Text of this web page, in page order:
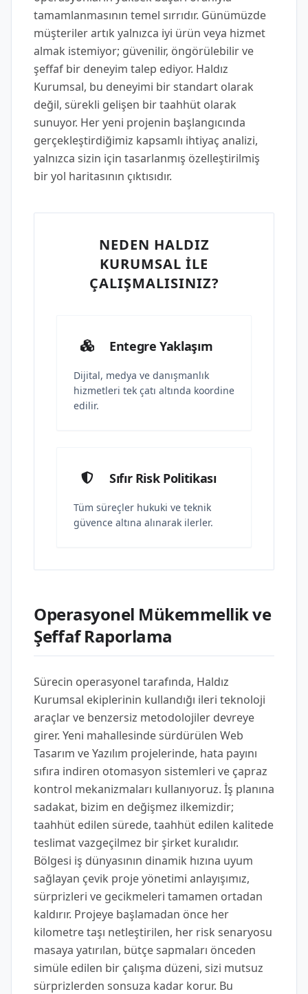
tamamlanmasının temel sırrıdır. Günümüzde
müşteriler artık yalnızca iyi ürün veya hizmet
almak istemiyor; güvenilir, öngörülebilir ve
şeffaf bir deneyim talep ediyor. Haldız
Kurumsal, bu deneyimi bir standart olarak
değil, sürekli gelişen bir taahhüt olarak
sunuyor. Her yeni projenin başlangıcında
gerçekleştirdiğimiz kapsamlı ihtiyaç analizi,
yalnızca sizin için tasarlanmış özelleştirilmiş
bir yol haritasının çıktısıdır.
NEDEN HALDIZ
KURUMSAL İLE
ÇALIŞMALISINIZ?
Entegre Yaklaşım
Dijital, medya ve danışmanlık
hizmetleri tek çatı altında koordine
edilir.
Sıfır Risk Politikası
Tüm süreçler hukuki ve teknik
güvence altına alınarak ilerler.
Operasyonel Mükemmellik ve
Şeffaf Raporlama
Sürecin operasyonel tarafında, Haldız
Kurumsal ekiplerinin kullandığı ileri teknoloji
araçlar ve benzersiz metodolojiler devreye
girer. Yeni mahallesinde sürdürülen Web
Tasarım ve Yazılım projelerinde, hata payını
sıfıra indiren otomasyon sistemleri ve çapraz
kontrol mekanizmaları kullanıyoruz. İş planına
sadakat, bizim en değişmez ilkemizdir;
taahhüt edilen sürede, taahhüt edilen kalitede
teslimat vazgeçilmez bir şirket kuralıdır.
Bölgesi iş dünyasının dinamik hızına uyum
sağlayan çevik proje yönetimi anlayışımız,
sürprizleri ve gecikmeleri tamamen ortadan
kaldırır. Projeye başlamadan önce her
kilometre taşı netleştirilen, her risk senaryosu
masaya yatırılan, bütçe sapmaları önceden
simüle edilen bir çalışma düzeni, sizi mutsuz
sürprizlerden sonsuza kadar korur. Bu